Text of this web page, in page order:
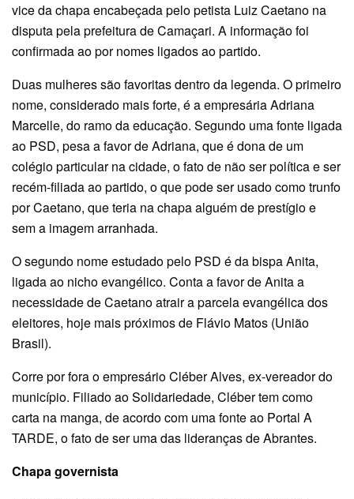
vice da chapa encabeçada pelo petista Luiz Caetano na
disputa pela prefeitura de Camaçari. A informação foi
confirmada ao por nomes ligados ao partido.
Duas mulheres são favoritas dentro da legenda. O primeiro
nome, considerado mais forte, é a empresária Adriana
Marcelle, do ramo da educação. Segundo uma fonte ligada
ao PSD, pesa a favor de Adriana, que é dona de um
colégio particular na cidade, o fato de não ser política e ser
recém-filiada ao partido, o que pode ser usado como trunfo
por Caetano, que teria na chapa alguém de prestígio e
sem a imagem arranhada.
O segundo nome estudado pelo PSD é da bispa Anita,
ligada ao nicho evangélico. Conta a favor de Anita a
necessidade de Caetano atrair a parcela evangélica dos
eleitores, hoje mais próximos de Flávio Matos (União
Brasil).
Corre por fora o empresário Cléber Alves, ex-vereador do
município. Filiado ao Solidariedade, Cléber tem como
carta na manga, de acordo com uma fonte ao Portal A
TARDE, o fato de ser uma das lideranças de Abrantes.
Chapa governista